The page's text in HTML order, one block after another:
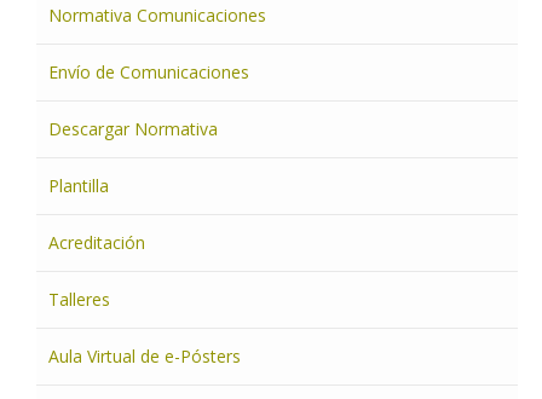
Normativa Comunicaciones
Envío de Comunicaciones
Descargar Normativa
Plantilla
Acreditación
Talleres
Aula Virtual de e-Pósters